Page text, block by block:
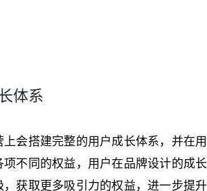
体系
会搭建完整的用户成长体系，并在用
项不同的权益，用户在品牌设计的成长
获取更多吸引力的权益，进一步提升